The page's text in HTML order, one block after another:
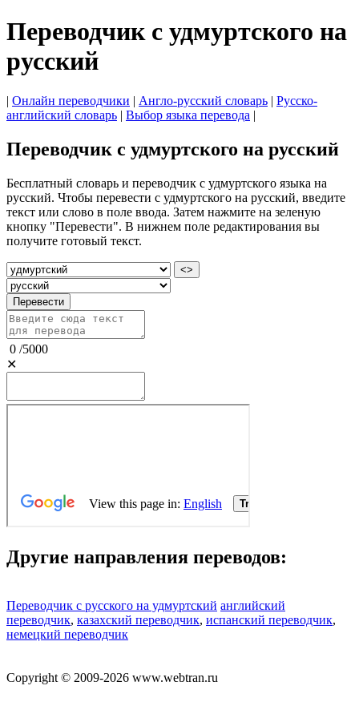
Переводчик с удмуртского на
русский
| Онлайн переводчики | Англо-русский словарь | Русско-
английский словарь | Выбор языка перевода |
Переводчик с удмуртского на русский
Бесплатный словарь и переводчик с удмуртского языка на
русский. Чтобы перевести с удмуртского на русский, введите
текст или слово в поле ввода. Затем нажмите на зеленую
кнопку "Перевести". В нижнем поле редактирования вы
получите готовый текст.
<>
Перевести
0 /5000
✕
Другие направления переводов:
Переводчик с русского на удмуртский английский
переводчик, казахский переводчик, испанский переводчик,
немецкий переводчик
Copyright © 2009-2026 www.webtran.ru